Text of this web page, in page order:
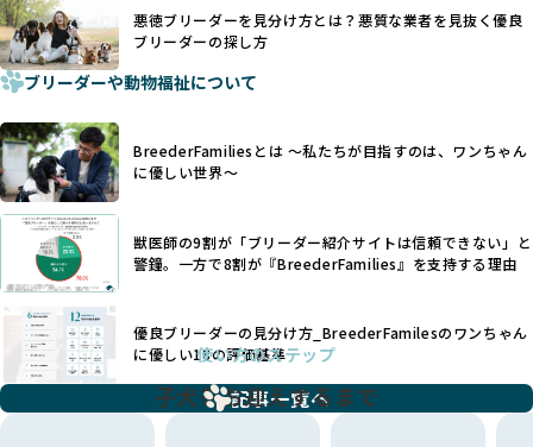
設け、ブリーダーの理念や飼育環境の厳格なチェックを行っ
ています。
一部の営利優先のブリーディングでは、母犬の出産負担を考
えずに大量繁殖が行われ、親犬が心身ともに疲弊するケース
が見られます。さらに、コストカットのために食事を減らし
たり、栄養のない食事を与える、適切な健康管理が行われな
いなど、ワンちゃんの健康と福祉が犠牲にされることも少な
くありません。
また、健康リスクが予測しづらいミックス犬の繁殖や、愛情
が行き届かない多頭飼育等も問題です。これらのブリーディ
ング手法は、ワンちゃんの福祉を無視し、利益のみを追求す
るブリーダーによるものが多く、消費者にとっても深刻な課
題となっています。
BreederFamiliesでは、こうしたワンちゃんに優しくないブ
リーディングをなくすため、すべてのワンちゃんを家族のよ
うに大切に飼育・繁殖を行っている「優良ブリーダー」のみ
犬種ごとに異なる健康リスクや育て方のポイントを理解し、
適切に対応するためには、深い知識と豊富な経験が欠かせま
せん。現在、犬種は200種類以上あり、それぞれに特有の健康
たとえば、パグは呼吸器系のトラブルを抱えやすく、ラブラ
ドール・レトリバーには股関節形成不全への注意が必要で
す。このような犬種ごとの違いを熟知し、適切なケアを提供
できるかどうかは、ブリーダーの専門性に大きく関わりま
す。
優良ブリーダーは、少数の犬種（一般的に3種以内）に絞って
繁殖を行い、各犬種の特徴を熟知しています。これにより、
犬種ごとの健康管理や繁殖において質の高いケアを提供する
ことが可能です。
一方、営利優先ブリーダーは流行や需要に応じて扱う犬種を
増やす傾向があり、犬種ごとに異なる健康問題や適切な育成
環境を十分に考慮しない場合があります。こうしたブリーダ
悪徳ブリーダーを見分け方とは？悪質な業者を見抜く優良
ブリーダーの探し方
ブリーダーや動物福祉について
BreederFamiliesとは 〜私たちが目指すのは、ワンちゃん
に優しい世界〜
獣医師の9割が「ブリーダー紹介サイトは信頼できない」と
警鐘。一方で8割が『BreederFamilies』を支持する理由
優良ブリーダーの見分け方_BreederFamilesのワンちゃん
に優しい18の評価基準
記事一覧へ
使い方のステップ
子犬をお迎えするまで